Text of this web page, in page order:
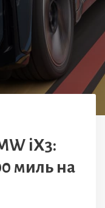
iX3:
миль на